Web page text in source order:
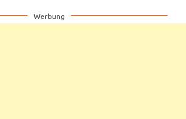
Werbung